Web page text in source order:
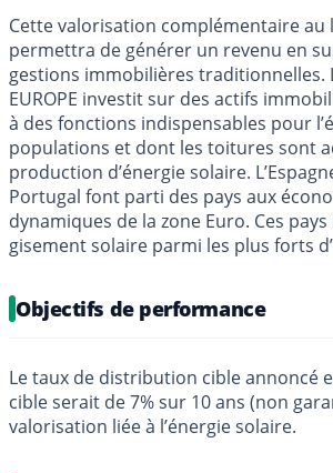
Cette valorisation complémentaire
permettra de générer un revenu en
gestions immobilières traditionnelles.
EUROPE investit sur des actifs
à des fonctions indispensables pour
populations et dont les toitures sont
production d’énergie solaire.
Portugal font parti des pays aux
dynamiques de la zone Euro. Ces
gisement solaire parmi les plus forts d’
Objectifs de performance
Le taux de distribution cible annoncé
cible serait de 7% sur 10 ans (non
valorisation liée à l’énergie solaire.